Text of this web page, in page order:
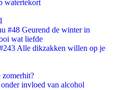
watertekort
#48 Geurend de winter in
wat liefde
Alle dikzakken willen op je
zomerhit?
invloed van alcohol